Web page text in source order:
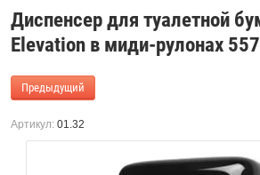
Диспенсер для туалетной
Elevation в миди-рулонах
Предыдущий
Артикул: 01.32